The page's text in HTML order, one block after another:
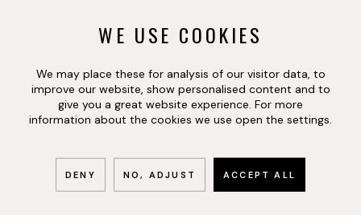
REG. FASTIGHETSMÄKLARE,
KONTORSCHEF HBG
ANDREAS SCHULTZ
Har du frågor eller funderingar kring bostaden är det bara
WE USE COOKIES
We may place these for analysis of our visitor data, to
improve our website, show personalised content and to
give you a great website experience. For more
information about the cookies we use open the settings.
DENY NO, ADJUST ACCEPT ALL